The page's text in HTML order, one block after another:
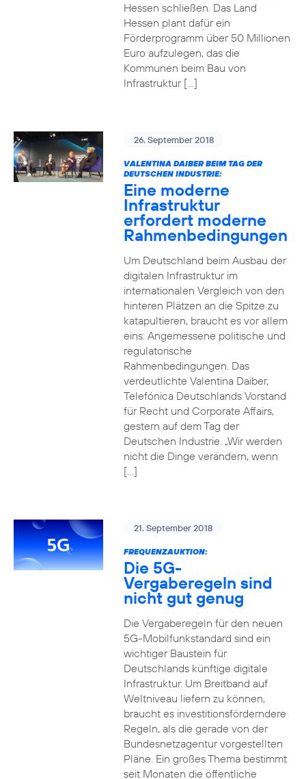
Hessen schließen. Das Land
Hessen plant dafür ein
Förderprogramm über 50 Millionen
Euro aufzulegen, das die
Kommunen beim Bau von
Infrastruktur […]
26. September 2018
VALENTINA DAIBER BEIM TAG DER
DEUTSCHEN INDUSTRIE:
Eine moderne
Infrastruktur
erfordert moderne
Rahmenbedingungen
Um Deutschland beim Ausbau der
digitalen Infrastruktur im
internationalen Vergleich von den
hinteren Plätzen an die Spitze zu
katapultieren, braucht es vor allem
eins: Angemessene politische und
regulatorische
Rahmenbedingungen. Das
verdeutlichte Valentina Daiber,
Telefónica Deutschlands Vorstand
für Recht und Corporate Affairs,
gestern auf dem Tag der
Deutschen Industrie. „Wir werden
nicht die Dinge verändern, wenn
[…]
21. September 2018
FREQUENZAUKTION:
Die 5G-
Vergaberegeln sind
nicht gut genug
Die Vergaberegeln für den neuen
5G-Mobilfunkstandard sind ein
wichtiger Baustein für
Deutschlands künftige digitale
Infrastruktur. Um Breitband auf
Weltniveau liefern zu können,
braucht es investitionsförderndere
Regeln, als die gerade von der
Bundesnetzagentur vorgestellten
Pläne. Ein großes Thema bestimmt
seit Monaten die öffentliche